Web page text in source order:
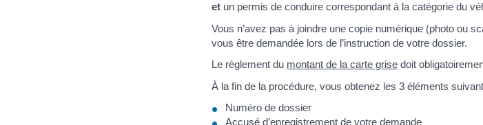
et un permis de conduire correspondant à la catégorie du
Vous n’avez pas à joindre une copie numérique (photo ou
vous être demandée lors de l’instruction de votre dossier.
Le règlement du montant de la carte grise doit
À la fin de la procédure, vous obtenez les 3 éléments
Numéro de dossier
Accusé d’enregistrement de votre demande